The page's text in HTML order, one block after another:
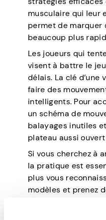
musculaire qui leur
permet de marquer
beaucoup plus
Les joueurs qui
visent à battre le
délais. La clé
faire des
intelligents. Pour
un schéma de
balayages inutiles
plateau aussi
Si vous cherchez à
la pratique est
plus vous
modèles et prenez
nature, et vous